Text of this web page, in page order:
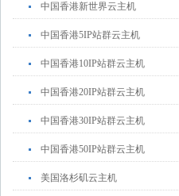
中国香港新世界云主机
中国香港5IP站群云主机
中国香港10IP站群云主机
中国香港20IP站群云主机
中国香港30IP站群云主机
中国香港50IP站群云主机
美国洛杉矶云主机